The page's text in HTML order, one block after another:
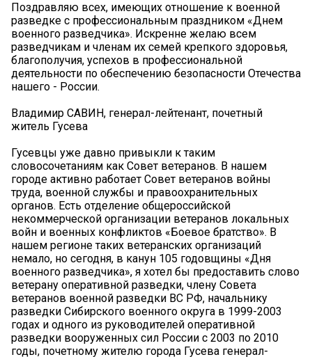
Поздравляю всех, имеющих отношение к военной
разведке с профессиональным праздником «Днем
военного разведчика». Искренне желаю всем
разведчикам и членам их семей крепкого здоровья,
благополучия, успехов в профессиональной
деятельности по обеспечению безопасности Отечества
нашего - России.
Владимир САВИН, генерал-лейтенант, почетный
житель Гусева
Гусевцы уже давно привыкли к таким
словосочетаниям как Совет ветеранов. В нашем
городе активно работает Совет ветеранов войны
труда, военной службы и правоохранительных
органов. Есть отделение общероссийской
некоммерческой организации ветеранов локальных
войн и военных конфликтов «Боевое братство». В
нашем регионе таких ветеранских организаций
немало, но сегодня, в канун 105 годовщины «Дня
военного разведчика», я хотел бы предоставить слово
ветерану оперативной разведки, члену Совета
ветеранов военной разведки ВС РФ, начальнику
разведки Сибирского военного округа в 1999-2003
годах и одного из руководителей оперативной
разведки вооруженных сил России с 2003 по 2010
годы, почетному жителю города Гусева генерал-